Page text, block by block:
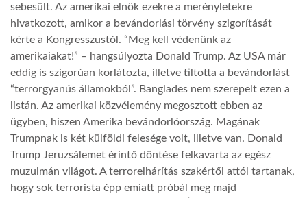
GLOBOZSARU
LATIMO.HU
GLOBOBOOK
sebesült. Az amerikai elnök ezekre a merényletekre
hivatkozott, amikor a bevándorlási törvény szigorítását
kérte a Kongresszustól. “Meg kell védenünk az
amerikaiakat!” – hangsúlyozta Donald Trump. Az USA már
eddig is szigorúan korlátozta, illetve tiltotta a bevándorlást
“terrorgyanús államokból”. Banglades nem szerepelt ezen a
listán. Az amerikai közvélemény megosztott ebben az
ügyben, hiszen Amerika bevándorlóország. Magának
Trumpnak is két külföldi felesége volt, illetve van. Donald
Trump Jeruzsálemet érintő döntése felkavarta az egész
muzulmán világot. A terrorelhárítás szakértői attól tartanak,
hogy sok terrorista épp emiatt próbál meg majd